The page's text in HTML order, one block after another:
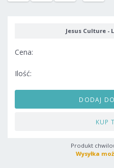
Jesus Culture -
Cena:
Ilość:
DODAJ
KUP
Produkt
Wysyłka